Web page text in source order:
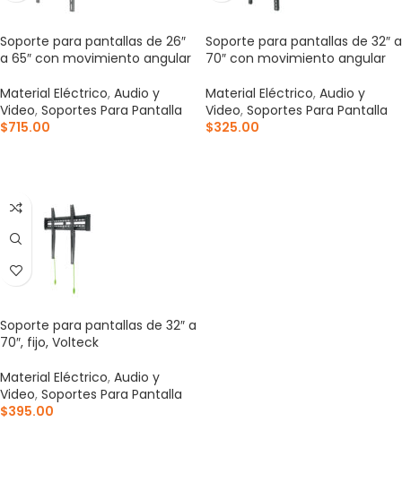
Soporte para pantallas de 26″
a 65″ con movimiento angular
Material Eléctrico, Audio y
Video, Soportes Para Pantalla
$715.00
Soporte para pantallas de 32″ a
70″ con movimiento angular
Material Eléctrico, Audio y
Video, Soportes Para Pantalla
$325.00
Soporte para pantallas de 32″ a
70″, fijo, Volteck
Material Eléctrico, Audio y
Video, Soportes Para Pantalla
$395.00